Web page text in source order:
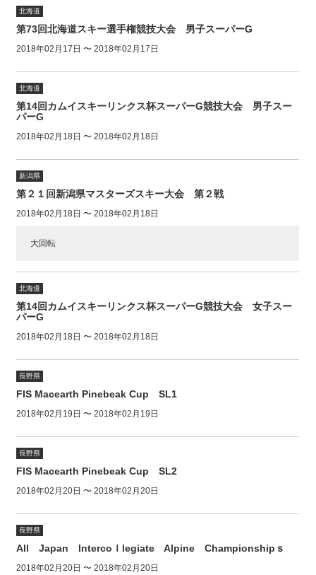
北海道
第73回北海道スキー選手権競技大会 男子スーパーG
2018年02月17日 〜 2018年02月17日
北海道
第14回カムイスキーリンクス杯スーパーG競技大会 男子スー
パーG
2018年02月18日 〜 2018年02月18日
新潟県
第２１回新潟県マスターズスキー大会 第２戦
2018年02月18日 〜 2018年02月18日
大回転
北海道
第14回カムイスキーリンクス杯スーパーG競技大会 女子スー
パーG
2018年02月18日 〜 2018年02月18日
長野県
FIS Macearth Pinebeak Cup SL1
2018年02月19日 〜 2018年02月19日
長野県
FIS Macearth Pinebeak Cup SL2
2018年02月20日 〜 2018年02月20日
長野県
All Japan Intercoｌlegiate Alpine Championshipｓ
2018年02月20日 〜 2018年02月20日